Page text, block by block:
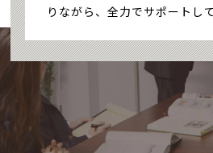
りながら、全力でサポートし